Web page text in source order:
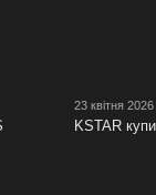
23 квітня 2026
KSTAR